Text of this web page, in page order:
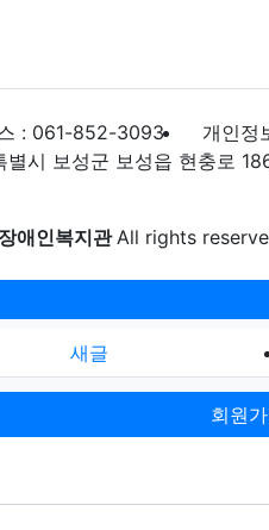
: 061-852-3093 개인정
별시 보성군 보성읍 현충로
애인복지관 All rights
새글
회원